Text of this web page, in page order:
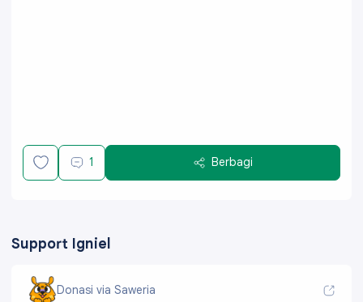
1 Berbagi
Support Igniel
Donasi via Saweria